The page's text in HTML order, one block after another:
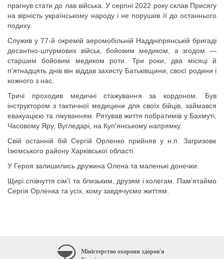
прагнув стати до лав війська. У серпні 2022 року склав Присягу
на вірність українському народу і не порушив її до останнього
подиху.
Служив у 77-й окремій аеромобільній Наддніпрянській бригаді
десантно-штурмових військ, бойовим медиком, а згодом —
старшим бойовим медиком роти. Три роки, два місяці й
п'ятнадцять днів він віддав захисту Батьківщини, своєї родини і
кожного з нас.
Тричі проходив медичні стажування за кордоном. Був
інструктором з тактичної медицини для своїх бійців, займався
евакуацією та лікуванням. Рятував життя побратимів у Бахмуті,
Часовому Яру, Вугледарі, на Куп'янському напрямку.
Свій останній бій Сергій Орленко прийняв у н.п. Загризове
Ізюмського району Харківської області.
У Героя залишились дружина Олена та маленькі донечки.
Щирі співчуття сімʼї та близьким, друзям і колегам. Памʼятаймо
Сергія Орленка та усіх, кому завдячуємо життям.
Міністерство охорони здоров'я